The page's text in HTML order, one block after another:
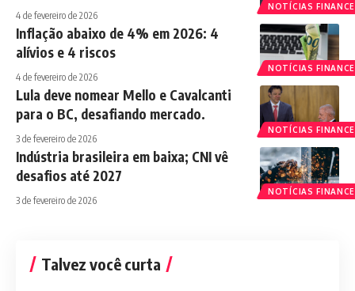
NOTÍCIAS
4 de fevereiro de 2026
NOTÍCIAS
Inflação abaixo de 4% em 2026: 4
alívios e 4 riscos
4 de fevereiro de 2026
NOTÍCIAS
Lula deve nomear Mello e Cavalcanti
para o BC, desafiando mercado.
3 de fevereiro de 2026
NOTÍCIAS
Indústria brasileira em baixa; CNI vê
desafios até 2027
3 de fevereiro de 2026
Talvez você curta